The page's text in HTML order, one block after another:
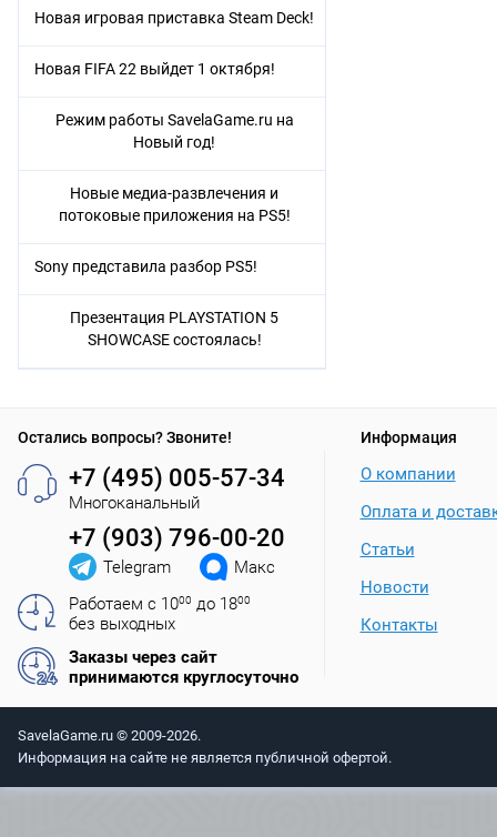
Новая игровая приставка Steam Deck!
Новая FIFA 22 выйдет 1 октября!
Режим работы SavelaGame.ru на
Новый год!
Новые медиа-развлечения и
потоковые приложения на PS5!
Sony представила разбор PS5!
Презентация PLAYSTATION 5
SHOWCASE состоялась!
Остались вопросы? Звоните!
+7 (495) 005-57-34
Многоканальный
+7 (903) 796-00-20
Telegram
Макс
Работаем с 1000 до 1800
без выходных
Заказы через сайт
принимаются круглосуточно
Информация
О компании
Оплата и
Статьи
Новости
Контакты
SavelaGame.ru © 2009-2026.
Информация на сайте не является публичной офертой.